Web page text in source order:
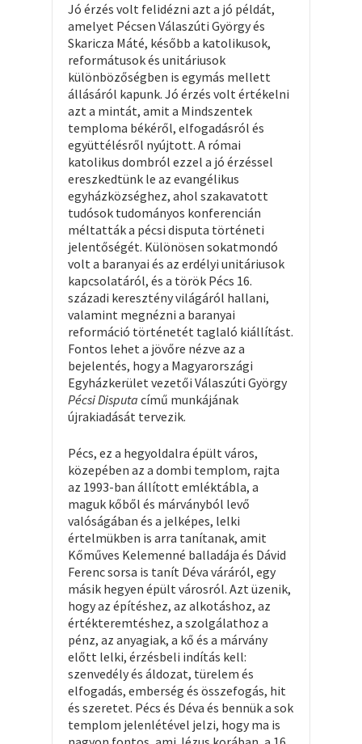
Jó érzés volt felidézni azt a jó példát,
amelyet Pécsen Válaszúti György és
Skaricza Máté, később a katolikusok,
reformátusok és unitáriusok
különbözőségben is egymás mellett
állásáról kapunk. Jó érzés volt értékelni
azt a mintát, amit a Mindszentek
temploma békéről, elfogadásról és
együttélésről nyújtott. A római
katolikus dombról ezzel a jó érzéssel
ereszkedtünk le az evangélikus
egyházközséghez, ahol szakavatott
tudósok tudományos konferencián
méltatták a pécsi disputa történeti
jelentőségét. Különösen sokatmondó
volt a baranyai és az erdélyi unitáriusok
kapcsolatáról, és a török Pécs 16.
századi keresztény világáról hallani,
valamint megnézni a baranyai
reformáció történetét taglaló kiállítást.
Fontos lehet a jövőre nézve az a
bejelentés, hogy a Magyarországi
Egyházkerület vezetői Válaszúti György
Pécsi Disputa című munkájának
újrakiadását tervezik.
Pécs, ez a hegyoldalra épült város,
közepében az a dombi templom, rajta
az 1993-ban állított emléktábla, a
maguk kőből és márványból levő
valóságában és a jelképes, lelki
értelmükben is arra tanítanak, amit
Kőműves Kelemenné balladája és Dávid
Ferenc sorsa is tanít Déva váráról, egy
másik hegyen épült városról. Azt üzenik,
hogy az építéshez, az alkotáshoz, az
értékteremtéshez, a szolgálathoz a
pénz, az anyagiak, a kő és a márvány
előtt lelki, érzésbeli indítás kell:
szenvedély és áldozat, türelem és
elfogadás, emberség és összefogás, hit
és szeretet. Pécs és Déva és bennük a sok
templom jelenlétével jelzi, hogy ma is